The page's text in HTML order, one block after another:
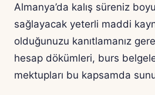
Almanya’da kalış süreniz
sağlayacak yeterli maddi
olduğunuzu kanıtlamanız
hesap dökümleri, burs
mektupları bu kapsamda